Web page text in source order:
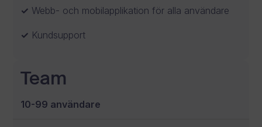
Webb- och mobilapplikation för alla användare
Kundsupport
Team
10-99 användare